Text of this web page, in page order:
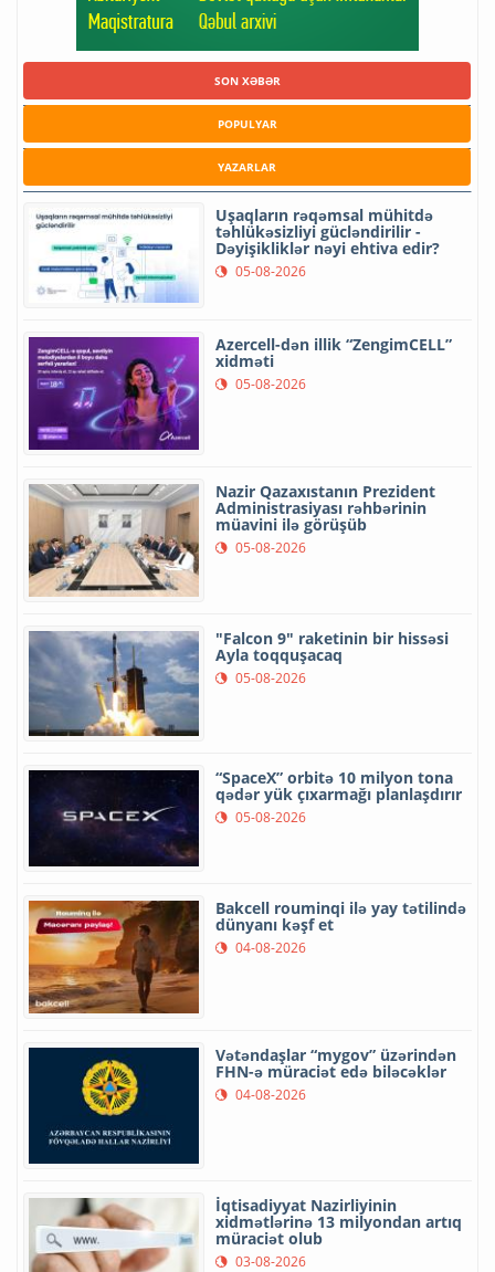
SON XƏBƏR
POPULYAR
YAZARLAR
Uşaqların rəqəmsal mühitdə
təhlükəsizliyi gücləndirilir -
Dəyişikliklər nəyi ehtiva edir?
05-08-2026
Azercell-dən illik “ZengimCELL”
xidməti
05-08-2026
Nazir Qazaxıstanın Prezident
Administrasiyası rəhbərinin
müavini ilə görüşüb
05-08-2026
"Falcon 9" raketinin bir hissəsi
Ayla toqquşacaq
05-08-2026
“SpaceX” orbitə 10 milyon tona
qədər yük çıxarmağı planlaşdırır
05-08-2026
Bakcell rouminqi ilə yay tətilində
dünyanı kəşf et
04-08-2026
Vətəndaşlar “mygov” üzərindən
FHN-ə müraciət edə biləcəklər
04-08-2026
İqtisadiyyat Nazirliyinin
xidmətlərinə 13 milyondan artıq
müraciət olub
03-08-2026